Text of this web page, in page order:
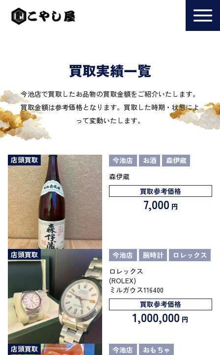
買取実績一覧
今池店で買取したお品物の買取金額をご紹介いたします。
買取金額は参考価格となります。買取した時期・状態によ
って変動いたします。
店頭買取 今池店 お酒
森伊蔵
森伊蔵
買取参考価格
7,000 円
店頭買取 今池店 腕時計
ロレックス
ロレックス
ミルガウス116400
買取参考価格
1,000,000 円
店頭買取 今池店
おもちゃ